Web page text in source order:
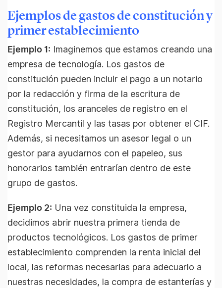
Ejemplos de gastos de constitución y
primer establecimiento
Ejemplo 1: Imaginemos que estamos creando una
empresa de tecnología. Los gastos de
constitución pueden incluir el pago a un notario
por la redacción y firma de la escritura de
constitución, los aranceles de registro en el
Registro Mercantil y las tasas por obtener el CIF.
Además, si necesitamos un asesor legal o un
gestor para ayudarnos con el papeleo, sus
honorarios también entrarían dentro de este
grupo de gastos.
Ejemplo 2: Una vez constituida la empresa,
decidimos abrir nuestra primera tienda de
productos tecnológicos. Los gastos de primer
establecimiento comprenden la renta inicial del
local, las reformas necesarias para adecuarlo a
nuestras necesidades, la compra de estanterías y